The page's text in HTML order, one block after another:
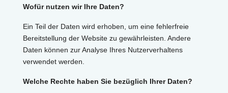
Wofür nutzen wir Ihre Daten?
Ein Teil der Daten wird erhoben, um eine fehlerfreie
Bereitstellung der Website zu gewährleisten. Andere
Daten können zur Analyse Ihres Nutzerverhaltens
verwendet werden.
Welche Rechte haben Sie bezüglich Ihrer Daten?